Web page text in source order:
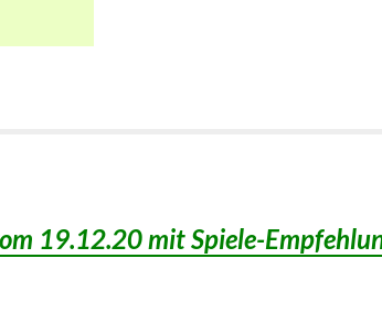
19.12.20 mit Spiele-